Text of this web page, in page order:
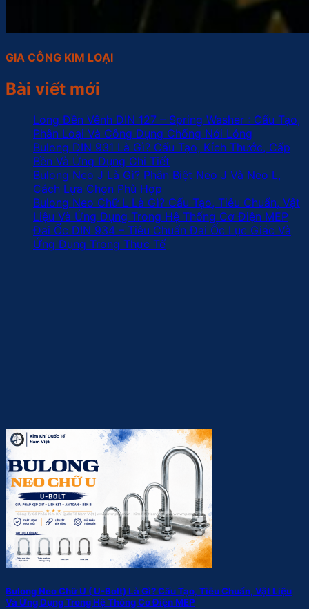
GIA CÔNG KIM LOẠI
Bài viết mới
Long Đền Vênh DIN 127 – Spring Washer : Cấu Tạo,
Phân Loại Và Công Dụng Chống Nới Lỏng
Bulong DIN 931 Là Gì? Cấu Tạo, Kích Thước, Cấp
Bền Và Ứng Dụng Chi Tiết
Bulong Neo J Là Gì? Phân Biệt Neo J Và Neo L,
Cách Lựa Chọn Phù Hợp
Bulong Neo Chữ L Là Gì? Cấu Tạo, Tiêu Chuẩn, Vật
Liệu Và Ứng Dụng Trong Hệ Thống Cơ Điện MEP
Đai Ốc DIN 934 – Tiêu Chuẩn Đai Ốc Lục Giác Và
Ứng Dụng Trong Thực Tế
Bulong Neo Chữ U ( U-Bolt) Là Gì? Cấu Tạo, Tiêu Chuẩn, Vật Liệu
Và Ứng Dụng Trong Hệ Thống Cơ Điện MEP